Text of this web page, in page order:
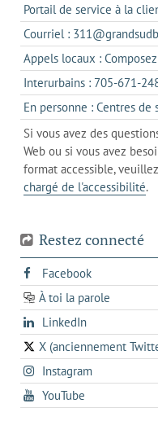
Portail de service à la
Courriel :
Appels locaux :
Interurbains : 705-671-
En personne : Centres
Si vous avez des
Web ou si vous avez
format accessible, veuillez
chargé de l'accessibilité.
Restez connecté
Facebooks'ouvre
dans
un
onglet
À toi la parole
opens
in
a
new
tab
LinkedInopens
in
a
new
X (anciennement
s'ouvre
dans
un
nouvel
Instagrams'ouvre
dans
un
YouTube
dans